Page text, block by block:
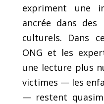
expriment une
ancrée dans
culturels. Dans
ONG et les
une lecture plus
victimes — les
— restent